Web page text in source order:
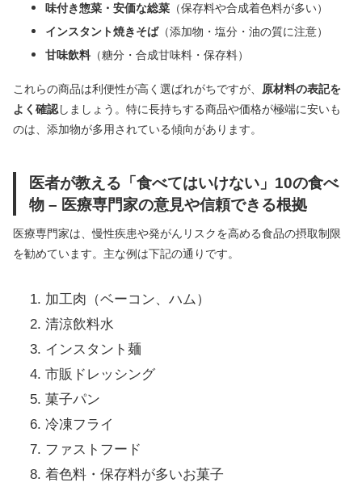
味付き惣菜・安価な総菜 （保存料や合成着色料が多い）
インスタント焼きそば（添加物・塩分・油の質に注意）
甘味飲料 （糖分・合成甘味料・保存料）
これらの商品は利便性が高く選ばれがちですが、 原材料の表記を
よく確認しましょう。特に長持ちする商品や価格が極端に安いも
のは、添加物が多用されている傾向があります。
医者が教える「食べてはいけない」10の食べ
物 – 医療専門家の意見や信頼できる根拠
医療専門家は、慢性疾患や発がんリスクを高める食品の摂取制限
を勧めています。主な例は下記の通りです。
加工肉（ベーコン、ハム）
清涼飲料水
インスタント麺
市販ドレッシング
菓子パン
冷凍フライ
ファストフード
着色料・保存料が多いお菓子